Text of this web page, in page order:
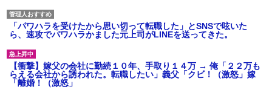
「パワハラを受けたから思い切って転職した」とSNSで呟いた
ら、速攻でパワハラかました元上司がLINEを送ってきた。
【衝撃】嫁父の会社に勤続１０年、手取り１４万 → 俺「２２万も
らえる会社から誘われた。転職したい」義父「クビ！（激怒」嫁
「離婚！（激怒」